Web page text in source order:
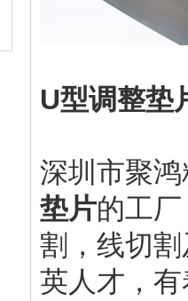
U型调整垫
深圳市聚
垫片的工
割，线切
英人才，